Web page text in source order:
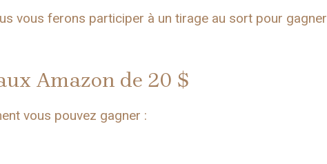
vous ferons participer à un tirage au sort pour gagner
Amazon de 20 $
vous pouvez gagner :